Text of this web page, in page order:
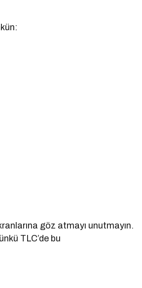
göz atmayı unutmayın.
TLC’de bu